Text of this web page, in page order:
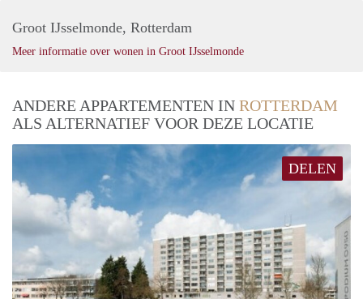
Groot IJsselmonde, Rotterdam
Meer informatie over wonen in Groot IJsselmonde
ANDERE APPARTEMENTEN IN ROTTERDAM
ALS ALTERNATIEF VOOR DEZE LOCATIE
DELEN